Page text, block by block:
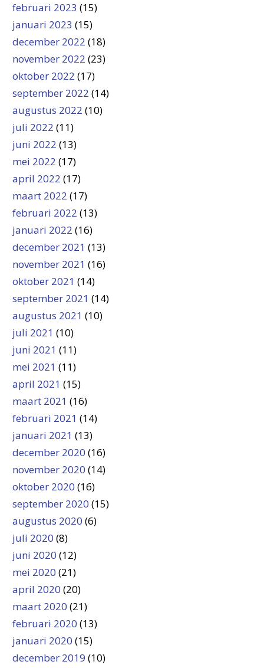
februari 2023 (15)
januari 2023 (15)
december 2022 (18)
november 2022 (23)
oktober 2022 (17)
september 2022 (14)
augustus 2022 (10)
juli 2022 (11)
juni 2022 (13)
mei 2022 (17)
april 2022 (17)
maart 2022 (17)
februari 2022 (13)
januari 2022 (16)
december 2021 (13)
november 2021 (16)
oktober 2021 (14)
september 2021 (14)
augustus 2021 (10)
juli 2021 (10)
juni 2021 (11)
mei 2021 (11)
april 2021 (15)
maart 2021 (16)
februari 2021 (14)
januari 2021 (13)
december 2020 (16)
november 2020 (14)
oktober 2020 (16)
september 2020 (15)
augustus 2020 (6)
juli 2020 (8)
juni 2020 (12)
mei 2020 (21)
april 2020 (20)
maart 2020 (21)
februari 2020 (13)
januari 2020 (15)
december 2019 (10)